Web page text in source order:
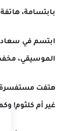
بابتسامة،
ابتسم في
الموسيقي،
هتفت مستفسرة
غير أم كلثوم!